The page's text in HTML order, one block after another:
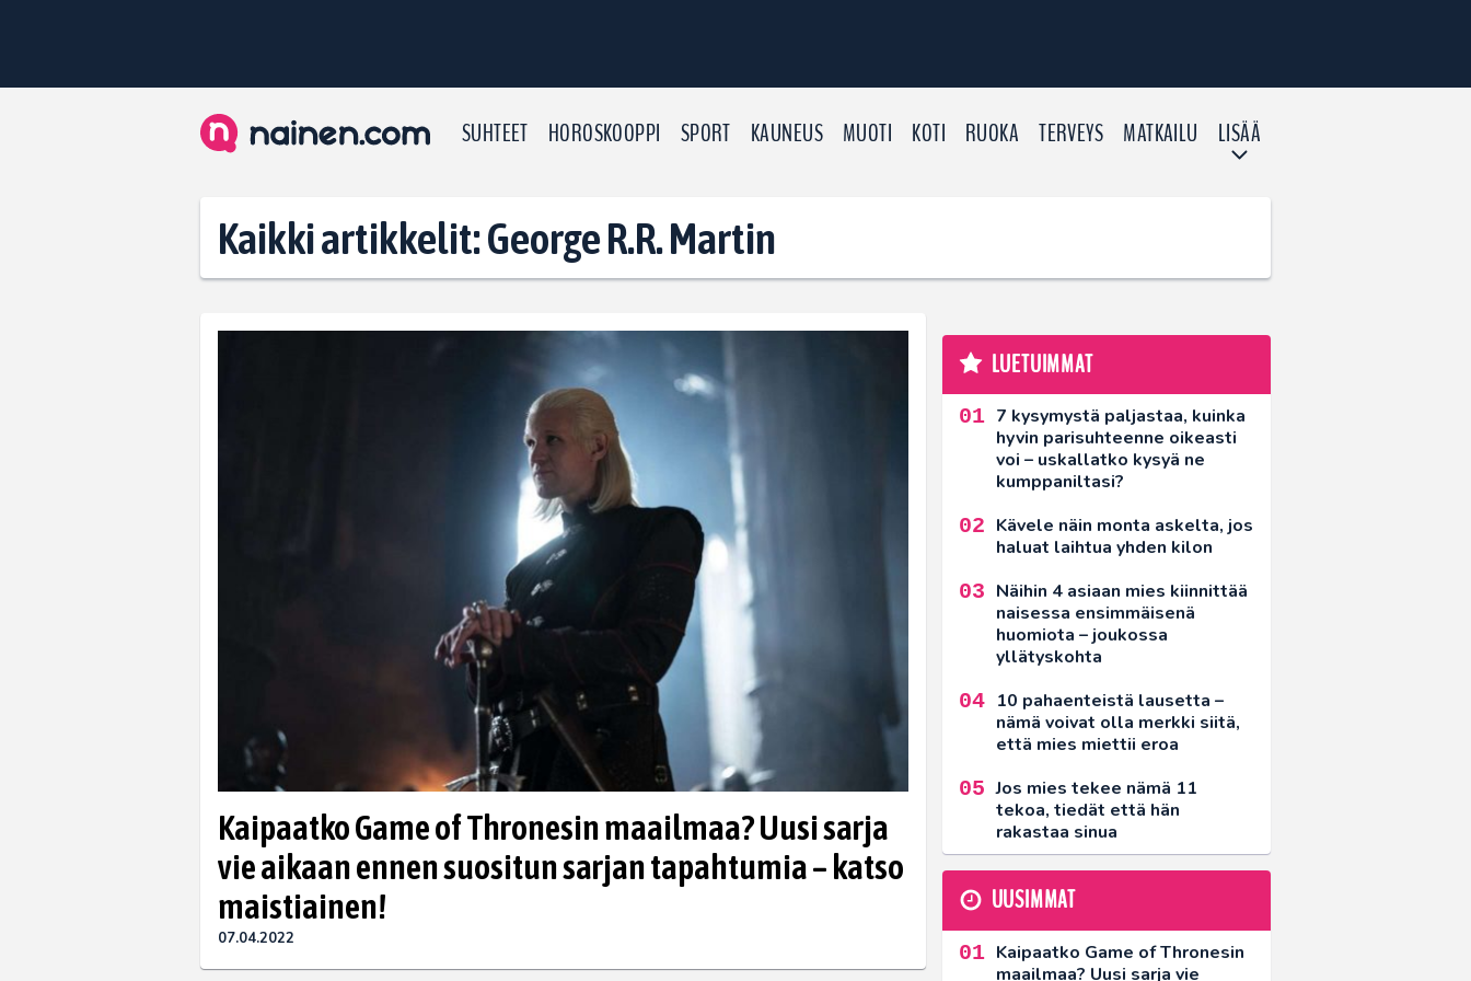
SUHTEET HOROSKOOPPI SPORT KAUNEUS MUOTI KOTI RUOKA TERVEYS MATKAILU LISÄÄ
Kaikki artikkelit: George R.R. Martin
Kaipaatko Game of Thronesin maailmaa? Uusi sarja
vie aikaan ennen suositun sarjan tapahtumia – katso
maistiainen!
07.04.2022
LUETUIMMAT
7 kysymystä paljastaa, kuinka
hyvin parisuhteenne oikeasti
voi – uskallatko kysyä ne
kumppaniltasi?
Kävele näin monta askelta, jos
haluat laihtua yhden kilon
Näihin 4 asiaan mies kiinnittää
naisessa ensimmäisenä
huomiota – joukossa
yllätyskohta
10 pahaenteistä lausetta –
nämä voivat olla merkki siitä,
että mies miettii eroa
Jos mies tekee nämä 11
tekoa, tiedät että hän
rakastaa sinua
UUSIMMAT
Kaipaatko Game of Thronesin
maailmaa? Uusi sarja vie